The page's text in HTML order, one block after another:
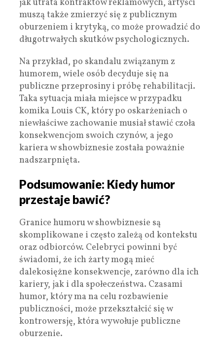
jak utrata kontraktów reklamowych, artyści
muszą także zmierzyć się z publicznym
oburzeniem i krytyką, co może prowadzić do
długotrwałych skutków psychologicznych.
Na przykład, po skandalu związanym z
humorem, wiele osób decyduje się na
publiczne przeprosiny i próbę rehabilitacji.
Taka sytuacja miała miejsce w przypadku
komika Louis CK, który po oskarżeniach o
niewłaściwe zachowanie musiał stawić czoła
konsekwencjom swoich czynów, a jego
kariera w showbiznesie została poważnie
nadszarpnięta.
Podsumowanie: Kiedy humor
przestaje bawić?
Granice humoru w showbiznesie są
skomplikowane i często zależą od kontekstu
oraz odbiorców. Celebryci powinni być
świadomi, że ich żarty mogą mieć
dalekosiężne konsekwencje, zarówno dla ich
kariery, jak i dla społeczeństwa. Czasami
humor, który ma na celu rozbawienie
publiczności, może przekształcić się w
kontrowersję, która wywołuje publiczne
oburzenie.